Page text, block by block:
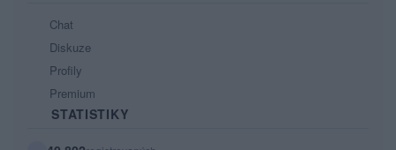
Chat
Diskuze
Profily
Premium
STATISTIKY